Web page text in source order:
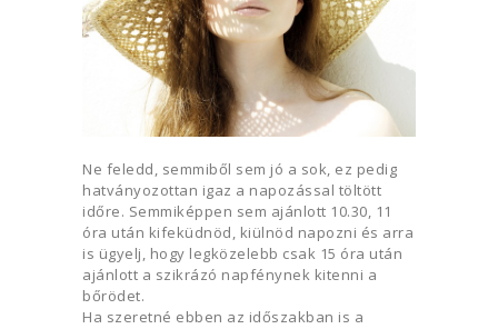
Ne feledd, semmiből sem jó a sok, ez pedig
hatványozottan igaz a napozással töltött
időre. Semmiképpen sem ajánlott 10.30, 11
óra után kifeküdnöd, kiülnöd napozni és arra
is ügyelj, hogy legközelebb csak 15 óra után
ajánlott a szikrázó napfénynek kitenni a
bőrödet.
Ha szeretné ebben az időszakban is a